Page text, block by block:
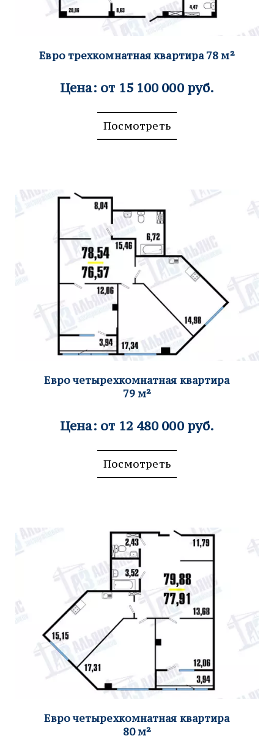
Евро трехкомнатная квартира 78м²
Цена: от 15 100 000 руб.
Посмотреть
Евро четырехкомнатная квартира
79м²
Цена: от 12 480 000 руб.
Посмотреть
Евро четырехкомнатная квартира
80м²